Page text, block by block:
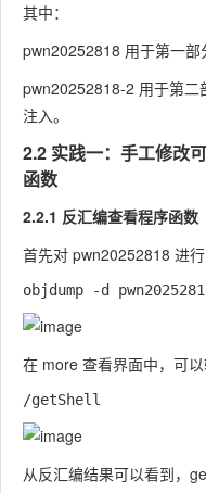
其中：
pwn20252818 用于第一部
pwn20252818-2 用于第二
注入。
2.2 实践一：手工修改
函数
2.2.1 反汇编查看程序函数
首先对 pwn20252818 进行
在 more 查看界面中，可
从反汇编结果可以看到，